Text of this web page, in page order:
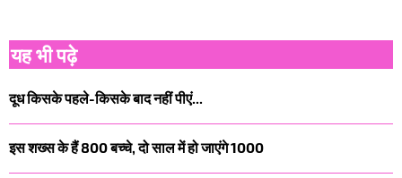
यह भी पढ़े
दूध किसके पहले-किसके बाद नहीं पीएं...
इस शख्स के हैं 800 बच्चे, दो साल में हो जाएंगे 1000